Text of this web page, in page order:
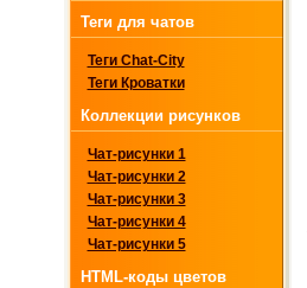
Теги для чатов
Теги Chat-City
Теги Кроватки
Коллекции рисунков
Чат-рисунки 1
Чат-рисунки 2
Чат-рисунки 3
Чат-рисунки 4
Чат-рисунки 5
HTML-коды цветов